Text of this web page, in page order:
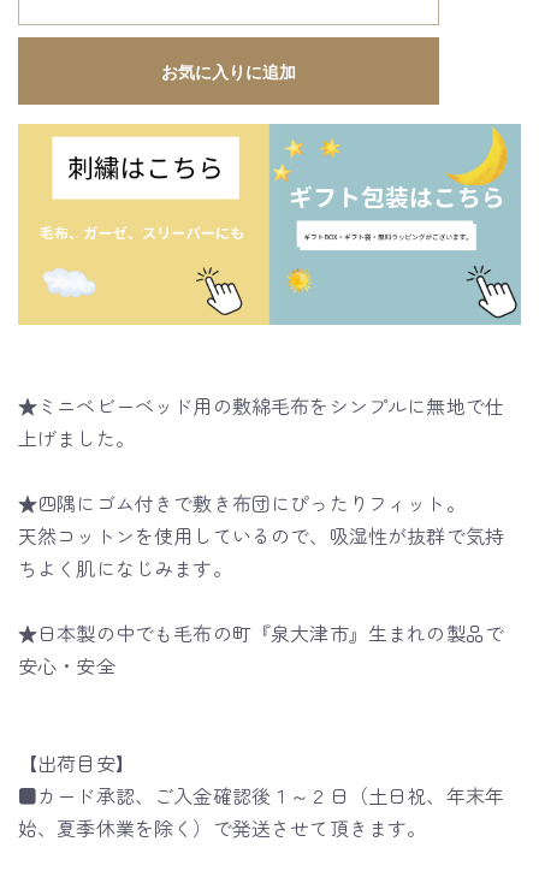
お気に入りに追加
★ミニベビーベッド用の敷綿毛布をシンプルに無地で仕
上げました。
★四隅にゴム付きで敷き布団にぴったりフィット。
天然コットンを使用しているので、吸湿性が抜群で気持
ちよく肌になじみます。
★日本製の中でも毛布の町『泉大津市』生まれの製品で
安心・安全
【出荷目安】
■カード承認、ご入金確認後１～２日（土日祝、年末年
始、夏季休業を除く）で発送させて頂きます。